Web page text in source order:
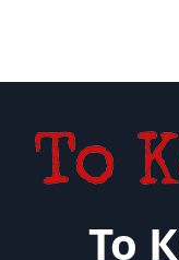
То